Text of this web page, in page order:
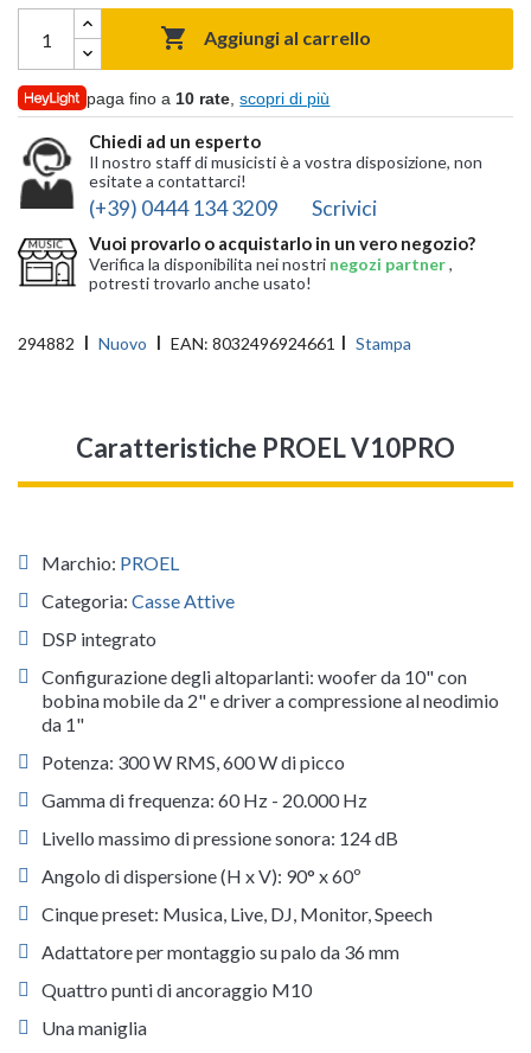
 Aggiungi al carrello
paga fino a 10 rate ,scopri di più
Chiedi ad un esperto
Il nostro staff di musicisti è a vostra disposizione, non
esitate a contattarci!
(+39) 0444 134 3209 Scrivici
Vuoi provarlo o acquistarlo in un vero negozio?
Verifica la disponibilita nei nostri negozi partner,
potresti trovarlo anche usato!
294882 Nuovo EAN: 8032496924661 Stampa
Caratteristiche PROEL V10PRO
Marchio: PROEL
Categoria: Casse Attive
DSP integrato
Configurazione degli altoparlanti: woofer da 10" con
bobina mobile da 2" e driver a compressione al neodimio
da 1"
Potenza: 300 W RMS, 600 W di picco
Gamma di frequenza: 60 Hz - 20.000 Hz
Livello massimo di pressione sonora: 124 dB
Angolo di dispersione (H x V): 90° x 60º
Cinque preset: Musica, Live, DJ, Monitor, Speech
Adattatore per montaggio su palo da 36 mm
Quattro punti di ancoraggio M10
Una maniglia